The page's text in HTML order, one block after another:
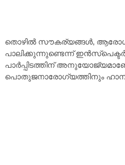
തൊഴിൽ സൗകര്യങ്ങൾ,
പാലിക്കുന്നുണ്ടെന്ന്
പാർപ്പിടത്തിന്
പൊതുജനാരോഗ്യത്തിനും